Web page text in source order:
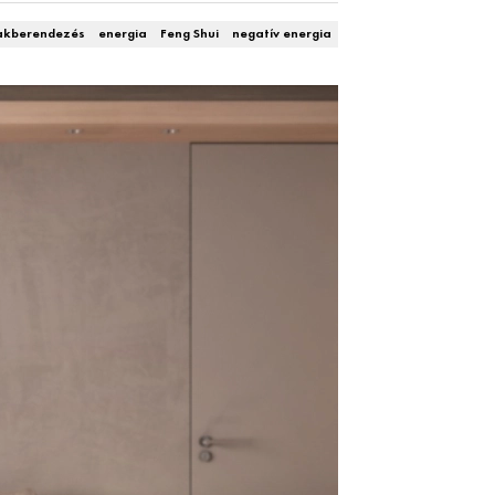
energia Feng Shui negatív energia